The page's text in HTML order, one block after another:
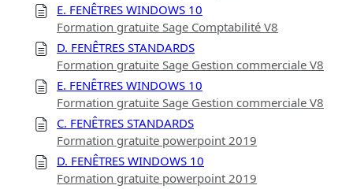
E. FENÊTRES WINDOWS 10
Formation gratuite Sage Comptabilité V8
D. FENÊTRES STANDARDS
Formation gratuite Sage Gestion commerciale V8
E. FENÊTRES WINDOWS 10
Formation gratuite Sage Gestion commerciale V8
C. FENÊTRES STANDARDS
Formation gratuite powerpoint 2019
D. FENÊTRES WINDOWS 10
Formation gratuite powerpoint 2019